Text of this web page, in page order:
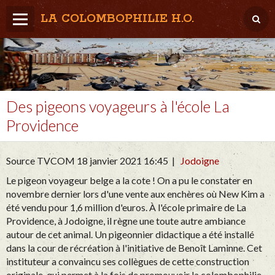
LA COLOMBOPHILIE H.O.
Home
Météo / Het weer
Lâcher / Los
Result. clubs, Provincial, (Inter)National
RFCB / KBDB
Des pigeons voyageurs à l'école La
Providence
Source TVCOM 18 janvier 2021 16:45 | Jodoigne
Le pigeon voyageur belge a la cote ! On a pu le constater en
novembre dernier lors d'une vente aux enchères où New Kim a
été vendu pour 1,6 million d'euros. À l'école primaire de La
Providence, à Jodoigne, il règne une toute autre ambiance
autour de cet animal. Un pigeonnier didactique a été installé
dans la cour de récréation à l'initiative de Benoît Laminne. Cet
instituteur a convaincu ses collègues de cette construction